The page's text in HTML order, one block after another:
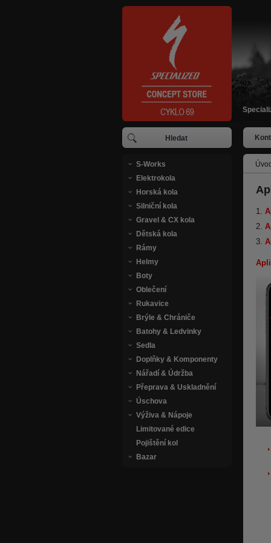
S-Works
Elektrokola
Horská kola
Silniční kola
Gravel & CX kola
Dětská kola
Rámy
Helmy
Boty
Oblečení
Rukavice
Brýle & Chrániče
Batohy & Ledvinky
Sedla
Doplňky & Komponenty
Nářadí & Údržba
Přeprava & Uskladnění
Úschova
Výživa & Nápoje
Limitované edice
Pojištění kol
Bazar